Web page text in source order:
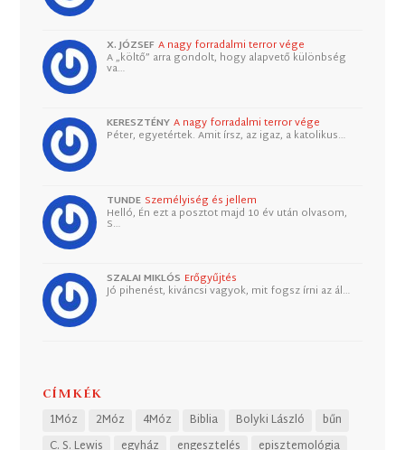
X. JÓZSEF A nagy forradalmi terror vége
A „költő” arra gondolt, hogy alapvető különbség
va…
KERESZTÉNY A nagy forradalmi terror vége
Péter, egyetértek. Amit írsz, az igaz, a katolikus…
TUNDE Személyiség és jellem
Helló, Én ezt a posztot majd 10 év után olvasom,
S…
SZALAI MIKLÓS Erőgyűjtés
Jó pihenést, kiváncsi vagyok, mit fogsz írni az ál…
CÍMKÉK
1Móz 2Móz 4Móz Biblia Bolyki László
bűn